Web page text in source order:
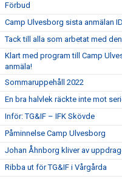
Förbud
Camp Ulvesborg sista anmälan
Tack till alla som arbetat med
Klart med program till Camp
anmäla!
Sommaruppehåll 2022
En bra halvlek räckte inte mot
Inför: TG&IF – IFK Skövde
Påminnelse Camp Ulvesborg
Johan Åhnborg kliver av
Ribba ut för TG&IF i Vårgårda